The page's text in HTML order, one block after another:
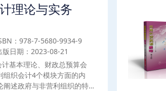
理论与实务
：978-7-5680-9934-9
版日期：2023-08-21
基本理论、财政总预算会
织会计4个模块方面的内
阐述政府与非营利组织的特